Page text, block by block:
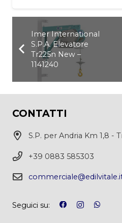
Imer International
S.P.A. Elevatore
Tr225n New –
1141240
CONTATTI
S.P. per Andria Km 1,8 -
+39 0883 585303
Seguici su: